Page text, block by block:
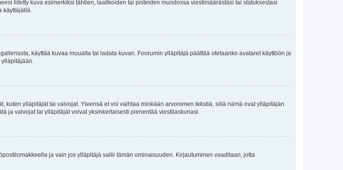
liitetty kuva esimerkiksi tähtien, laatikoiden tai pisteiden muodossa viestimäärästäsi tai statuksestasi
käyttää kuvaa muualta tai ladata kuvan. Foorumin ylläpitäjä päättää otetaanko avataret käyttöön ja
ylläpitäjät tai valvojat. Yleensä et voi vaihtaa minkään arvonimen tekstiä, sillä nämä ovat ylläpitäjän
ja valvojat tai ylläpitäjät voivat yksinkertaisesti pienentää viestilaskuriasi.
ja vain jos ylläpitäjä sallii tämän ominaisuuden. Kirjautuminen vaaditaan, jotta